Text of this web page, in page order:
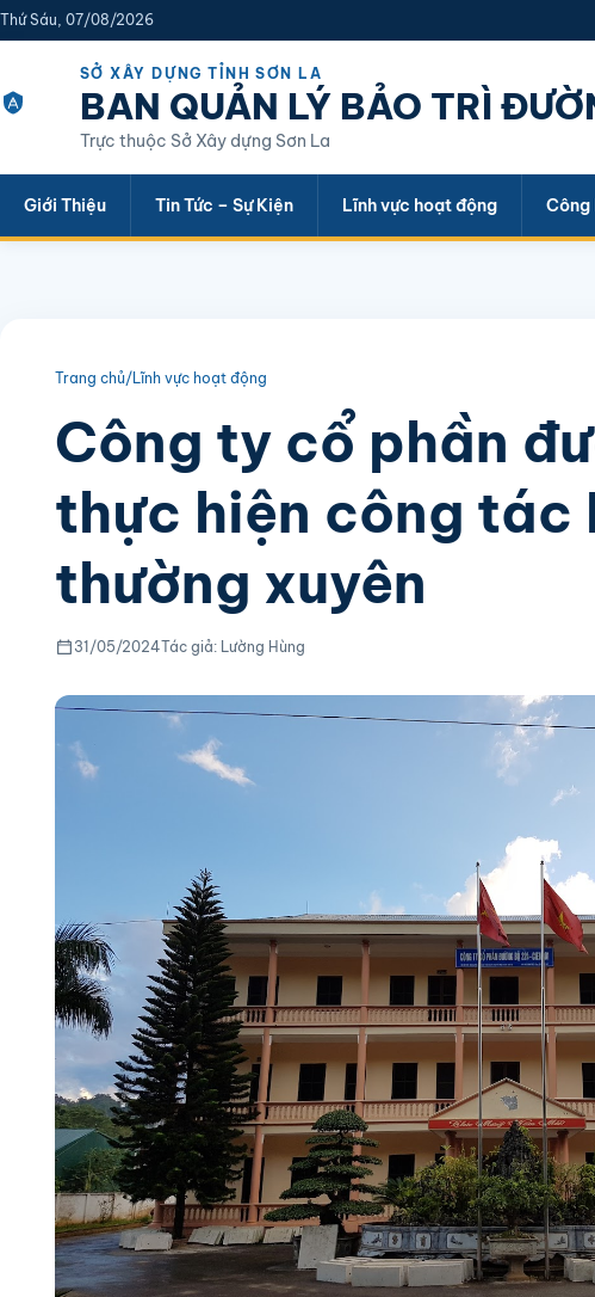
Thứ Sáu, 07/08/2026
SỞ XÂY DỰNG TỈNH SƠN LA
BAN QUẢN LÝ BẢO TRÌ
Trực thuộc Sở Xây dựng Sơn La
Giới Thiệu Tin Tức – Sự Kiện Lĩnh vực hoạt động Công
Trang chủ/Lĩnh vực hoạt động
Công ty cổ phần
thực hiện công tác
thường xuyên
31/05/2024Tác giả: Lường Hùng